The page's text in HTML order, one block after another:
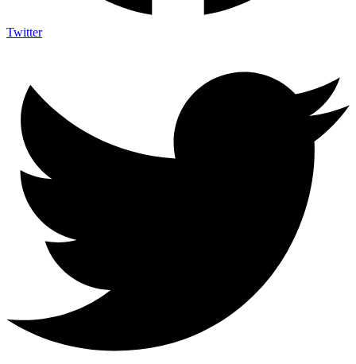
Twitter